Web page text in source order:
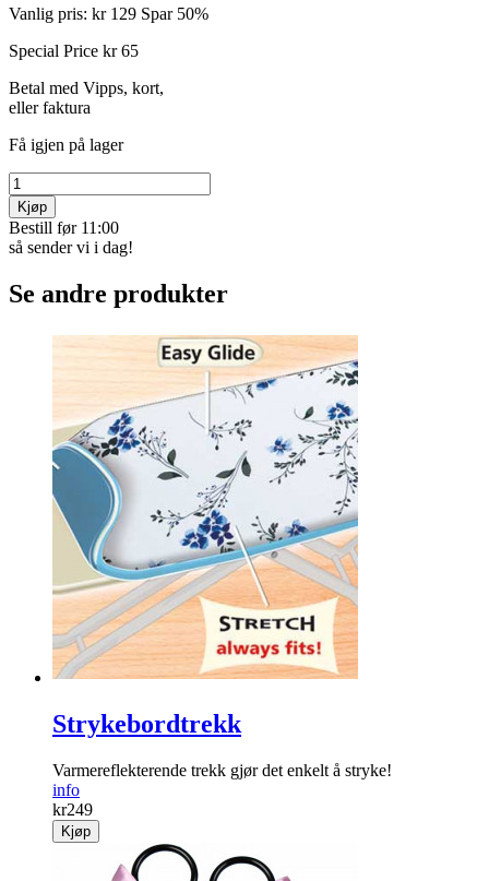
Vanlig pris: kr 129 Spar 50%
Special Price kr 65
Betal med Vipps, kort,
eller faktura
Få igjen på lager
Kjøp
Bestill før 11:00
så sender vi i dag!
Se andre produkter
Strykebordtrekk
Varmereflekterende trekk gjør det enkelt å stryke!
info
kr249
Kjøp